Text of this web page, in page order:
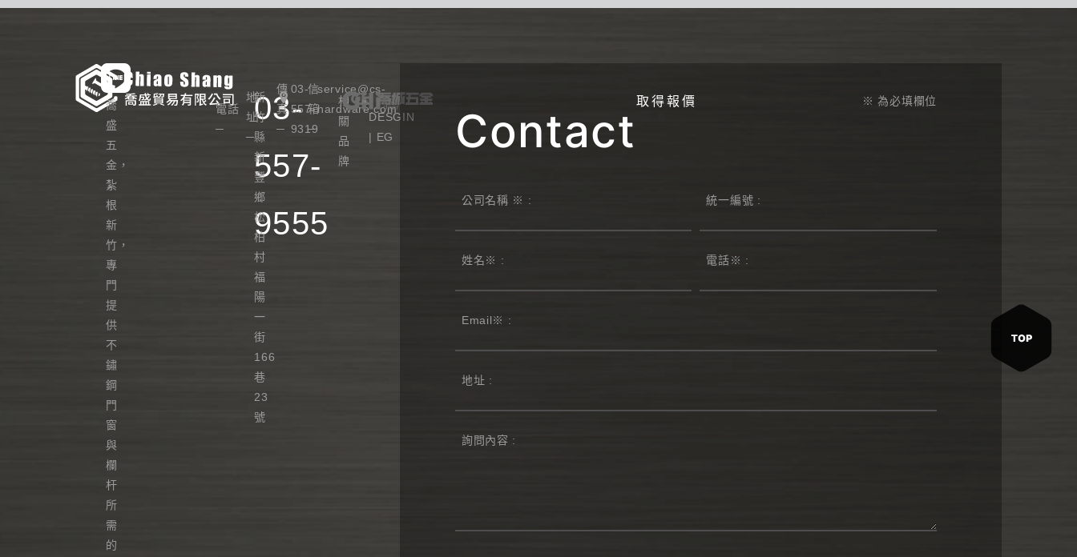
喬
盛
五
金，
紮
根
新
竹，
專
門
提
供
不
鏽
鋼
門
窗
與
欄
杆
所
需
的
電話
─
03-
557-
9555
地
址
─
新
竹
縣
新
豐
鄉
松
柏
村
福
陽
一
街
166
巷
23
號
傳
真
─
03-
557-
9319
信
箱
─
service@cs-
hardware.com
相
關
品
牌
DESGIN
| EG Contact
取得報價 ※ 為必填欄位